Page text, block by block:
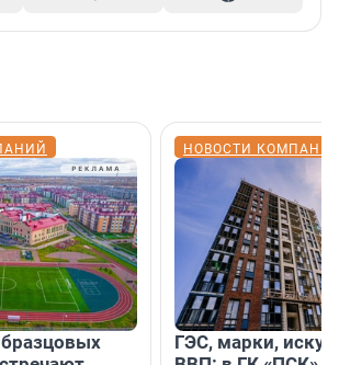
НОВОСТИ
ГЭС, марки,